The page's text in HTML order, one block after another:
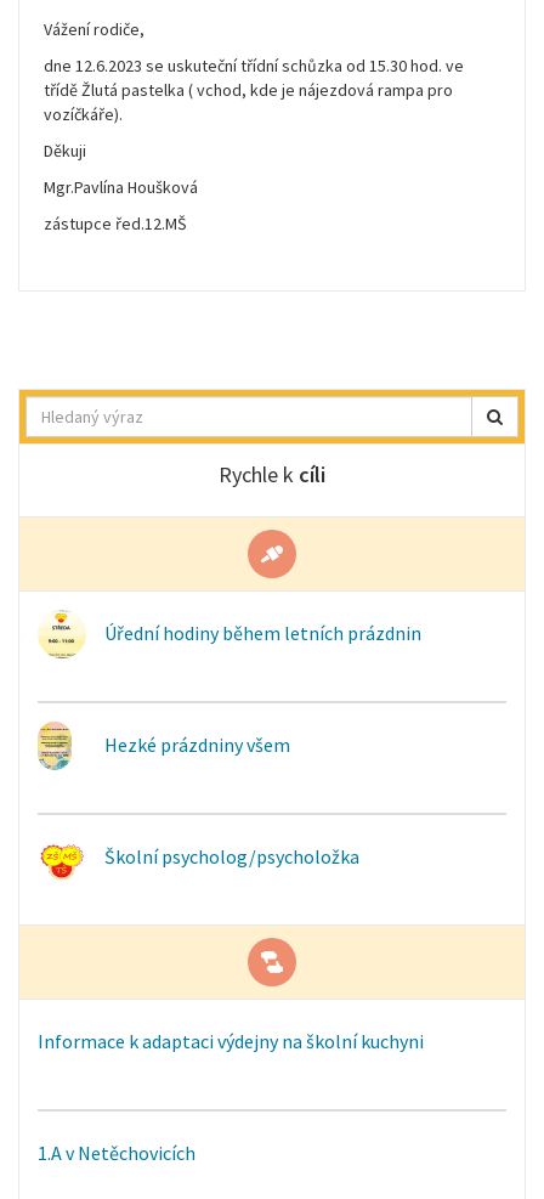
Vážení rodiče,
dne 12.6.2023 se uskuteční třídní schůzka od 15.30 hod. ve
třídě Žlutá pastelka ( vchod, kde je nájezdová rampa pro
vozíčkáře).
Děkuji
Mgr.Pavlína Houšková
zástupce řed.12.MŠ
Hledat
Rychle k cíli
Úřední hodiny během letních prázdnin
Hezké prázdniny všem
Školní psycholog/psycholožka
Informace k adaptaci výdejny na školní kuchyni
1.A v Netěchovicích